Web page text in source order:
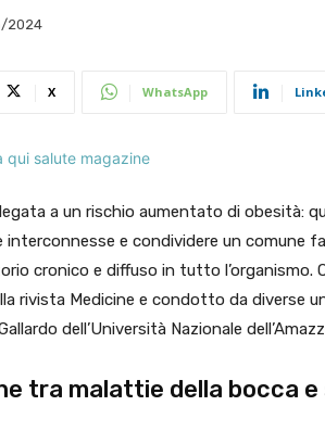
2024
X WhatsApp
a un rischio aumentato di obesità:
e condividere un comune
cronico e diffuso in tutto l’organismo.
rivista Medicine e condotto da diverse
dell’Università Nazionale
tra malattie della bocca